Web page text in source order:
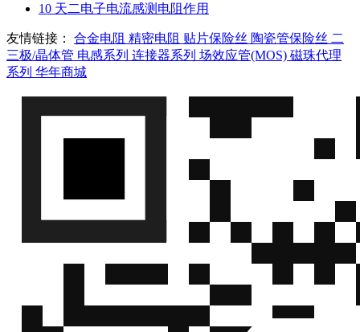
10 天二电子电流感测电阻作用
友情链接： 合金电阻 精密电阻 贴片保险丝 陶瓷管保险丝 二
三极/晶体管 电感系列 连接器系列 场效应管(MOS) 磁珠代理
系列 华年商城